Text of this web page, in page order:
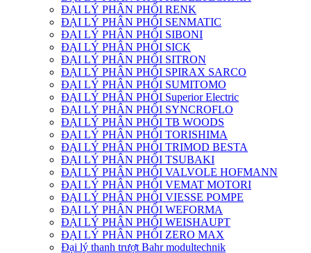
ĐẠI LÝ PHÂN PHỐI RENK
ĐẠI LÝ PHÂN PHỐI SENMATIC
ĐẠI LÝ PHÂN PHỐI SIBONI
ĐẠI LÝ PHÂN PHỐI SICK
ĐẠI LÝ PHÂN PHỐI SITRON
ĐẠI LÝ PHÂN PHỐI SPIRAX SARCO
ĐẠI LÝ PHÂN PHỐI SUMITOMO
ĐẠI LÝ PHÂN PHỐI Superior Electric
ĐẠI LÝ PHÂN PHỐI SYNCROFLO
ĐẠI LÝ PHÂN PHỐI TB WOODS
ĐẠI LÝ PHÂN PHỐI TORISHIMA
ĐẠI LÝ PHÂN PHỐI TRIMOD BESTA
ĐẠI LÝ PHÂN PHỐI TSUBAKI
ĐẠI LÝ PHÂN PHỐI VALVOLE HOFMANN
ĐẠI LÝ PHÂN PHỐI VEMAT MOTORI
ĐẠI LÝ PHÂN PHỐI VIESSE POMPE
ĐẠI LÝ PHÂN PHỐI WEFORMA
ĐẠI LÝ PHÂN PHỐI WEISHAUPT
ĐẠI LÝ PHÂN PHỐI ZERO MAX
Đại lý thanh trượt Bahr modultechnik